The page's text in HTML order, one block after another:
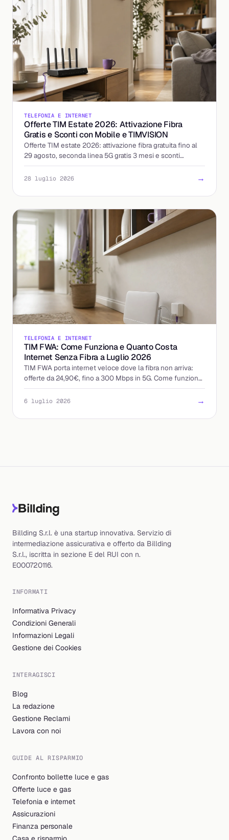
TELEFONIA E INTERNET
Offerte TIM Estate 2026: Attivazione Fibra
Gratis e Sconti con Mobile e TIMVISION
Offerte TIM estate 2026: attivazione fibra gratuita fino al
29 agosto, seconda linea 5G gratis 3 mesi e sconti
abbinando mobile e TIMVISION. I dettagli.
28 luglio 2026 →
TELEFONIA E INTERNET
TIM FWA: Come Funziona e Quanto Costa
Internet Senza Fibra a Luglio 2026
TIM FWA porta internet veloce dove la fibra non arriva:
offerte da 24,90€, fino a 300 Mbps in 5G. Come funziona
e a chi conviene davvero.
6 luglio 2026 →
Billding S.r.l. è una startup innovativa. Servizio di
intermediazione assicurativa e offerto da Billding
S.r.l., iscritta in sezione E del RUI con n.
E000720116.
INFORMATI
Informativa Privacy
Condizioni Generali
Informazioni Legali
Gestione dei Cookies
INTERAGISCI
Blog
La redazione
Gestione Reclami
Lavora con noi
GUIDE AL RISPARMIO
Confronto bollette luce e gas
Offerte luce e gas
Telefonia e internet
Assicurazioni
Finanza personale